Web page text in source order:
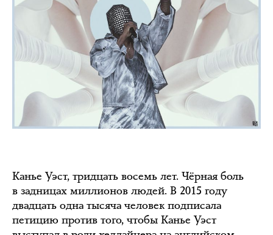
Канье Уэст, тридцать восемь лет. Чёрная боль
в задницах миллионов людей. В 2015 году
двадцать одна тысяча человек подписала
петицию против того, чтобы Канье Уэст